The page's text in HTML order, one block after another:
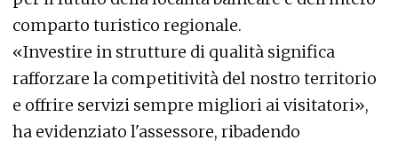
comparto turistico regionale.
«Investire in strutture di qualità significa
rafforzare la competitività del nostro territorio
e offrire servizi sempre migliori ai visitatori»,
ha evidenziato l'assessore, ribadendo